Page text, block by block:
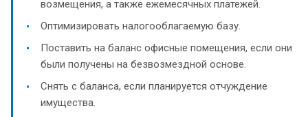
возмещения, а также ежемесячных платежей.
Оптимизировать налогооблагаемую базу.
Поставить на баланс офисные помещения, если они
были получены на безвозмездной основе.
Снять с баланса, если планируется отчуждение
имущества.